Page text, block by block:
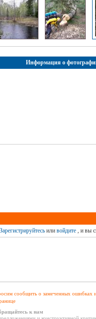
Информация о
Зарегистрируйтесьили войдите, и вы
сообщить о замеченных ошибках
к нам